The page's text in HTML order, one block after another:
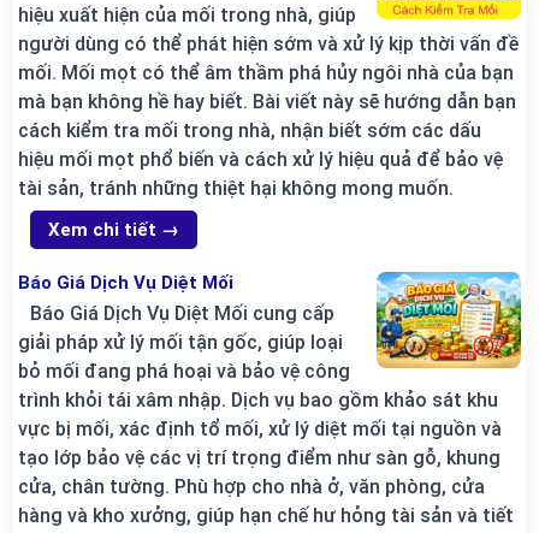
hiệu xuất hiện của mối trong nhà, giúp
người dùng có thể phát hiện sớm và xử lý kịp thời vấn đề
mối. Mối mọt có thể âm thầm phá hủy ngôi nhà của bạn
mà bạn không hề hay biết. Bài viết này sẽ hướng dẫn bạn
cách kiểm tra mối trong nhà, nhận biết sớm các dấu
hiệu mối mọt phổ biến và cách xử lý hiệu quả để bảo vệ
tài sản, tránh những thiệt hại không mong muốn.
Xem chi tiết →
Báo Giá Dịch Vụ Diệt Mối
Báo Giá Dịch Vụ Diệt Mối cung cấp
giải pháp xử lý mối tận gốc, giúp loại
bỏ mối đang phá hoại và bảo vệ công
trình khỏi tái xâm nhập. Dịch vụ bao gồm khảo sát khu
vực bị mối, xác định tổ mối, xử lý diệt mối tại nguồn và
tạo lớp bảo vệ các vị trí trọng điểm như sàn gỗ, khung
cửa, chân tường. Phù hợp cho nhà ở, văn phòng, cửa
hàng và kho xưởng, giúp hạn chế hư hỏng tài sản và tiết